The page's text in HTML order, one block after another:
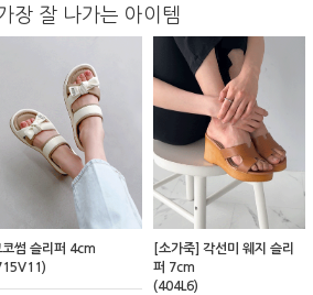
장 잘 나가는 아이템
코썸 슬리퍼 4cm
[소가죽] 각선미 웨지 슬리
퍼 7cm
(404L6)